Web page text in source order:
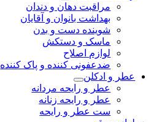
مراقبت دهان و دندان
بهداشت بانوان و آقایان
شوینده دست و بدن
ماسک و دستکش
لوازم اصلاح
ضدعفونی کننده و پاک کننده
عطر و ادکلن
عطر و رایحه مردانه
عطر و رایحه زنانه
ست عطر و رایحه